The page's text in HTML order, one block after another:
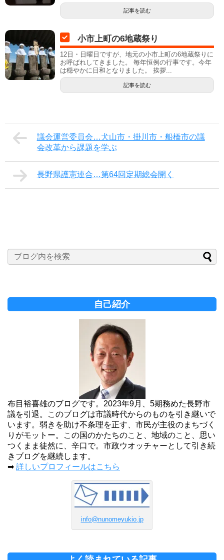
記事を読む
小市上町の6地蔵祭り
12日・日曜日ですが、地元の小市上町の6地蔵祭りに
お呼ばれしてきました。 毎年恒例の行事です。今年
は穏やかに日和となりました。 挨拶...
記事を読む
議会運営委員会…犬山市・掛川市・船橋市の議
会改革から課題を学ぶ
長野県護憲連合…第64回定期総会開く
自己紹介
布目裕喜雄のブログです。2023年9月、5期務めた長野市
議を引退。このブログは市議時代からのものを引き継いで
います。弱きを助け不条理を正す、市民が主役のまちづく
りがモットー。この国のかたちのこと、地域のこと、思い
つくまま徒然に、辛口で。市政ウオッチャーとして引き続
きブログを継続します。
➡ 詳しいプロフィールはこちら
info@nunomeyukio.jp